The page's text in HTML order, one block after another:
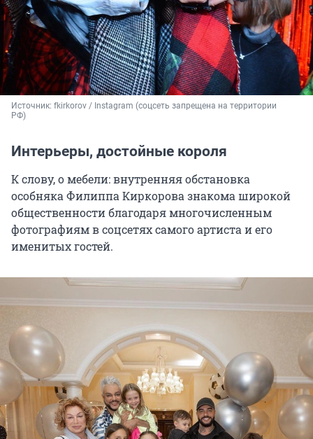
Источник: fkirkorov / Instagram (соцсеть запрещена на территории
РФ)
Интерьеры, достойные короля
К слову, о мебели: внутренняя обстановка
особняка Филиппа Киркорова знакома широкой
общественности благодаря многочисленным
фотографиям в соцсетях самого артиста и его
именитых гостей.